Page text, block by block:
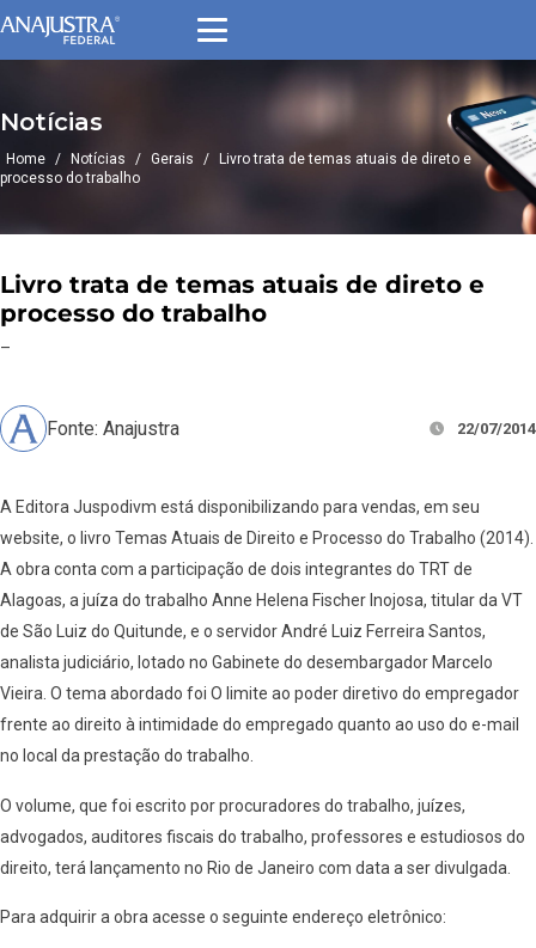
Notícias
Home / Notícias / Gerais /
Livro trata de temas atuais de direto e
processo do trabalho
Livro trata de temas atuais de direto e
processo do trabalho
–
Fonte: Anajustra 22/07/2014
A Editora Juspodivm está disponibilizando para vendas, em seu
website, o livro Temas Atuais de Direito e Processo do Trabalho (2014).
A obra conta com a participação de dois integrantes do TRT de
Alagoas, a juíza do trabalho Anne Helena Fischer Inojosa, titular da VT
de São Luiz do Quitunde, e o servidor André Luiz Ferreira Santos,
analista judiciário, lotado no Gabinete do desembargador Marcelo
Vieira. O tema abordado foi O limite ao poder diretivo do empregador
frente ao direito à intimidade do empregado quanto ao uso do e-mail
no local da prestação do trabalho.
O volume, que foi escrito por procuradores do trabalho, juízes,
advogados, auditores fiscais do trabalho, professores e estudiosos do
direito, terá lançamento no Rio de Janeiro com data a ser divulgada.
Para adquirir a obra acesse o seguinte endereço eletrônico: